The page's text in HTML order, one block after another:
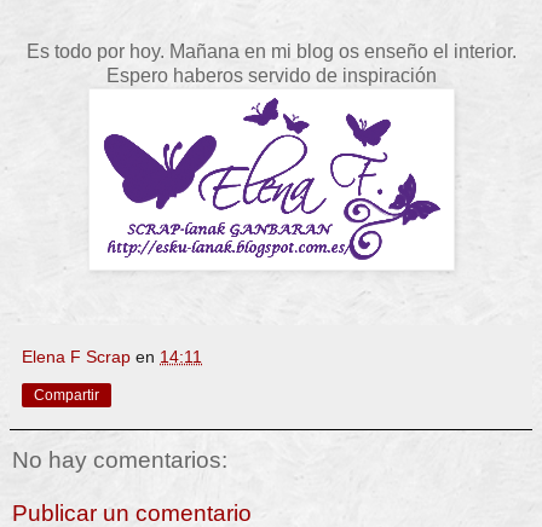
Es todo por hoy. Mañana en mi blog os enseño el interior.
Espero haberos servido de inspiración
Elena F Scrap en 14:11
Compartir
No hay comentarios:
Publicar un comentario